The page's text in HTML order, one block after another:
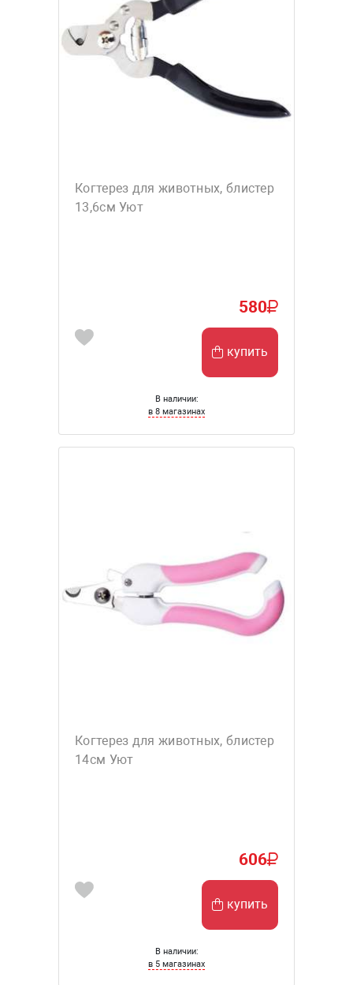
Когтерез для животных, блистер
13,6см Уют
580
купить
В наличии:
в 8 магазинах
Когтерез для животных, блистер
14см Уют
606
купить
В наличии:
в 5 магазинах